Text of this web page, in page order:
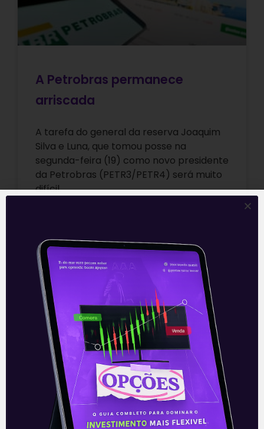
A Petrobras permanece
arriscada
A tarefa do general da reserva Joaquim
Silva e Luna, que tomou posse na
segunda-feira (19) como novo presidente
da Petrobras (PETR3/PETR4) será muito
difícil.
20/04/2021
E EU COM ISSO